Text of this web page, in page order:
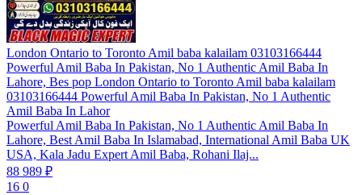
London Ontario to Toronto Amil baba kalailam 03103166444
Powerful Amil Baba In Pakistan, No 1 Authentic Amil Baba In
Lahore, Bes pop London Ontario to Toronto Amil baba kalailam
03103166444 Powerful Amil Baba In Pakistan, No 1 Authentic
Amil Baba In Lahor
Powerful Amil Baba In Pakistan, No 1 Authentic Amil Baba In
Lahore, Best Amil Baba In Islamabad, International Amil Baba UK
USA, Kala Jadu Expert Amil Baba, Rohani Ilaj...
88 989 ₽
16 0